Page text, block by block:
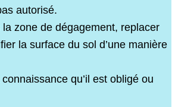
autorisé.
zone de dégagement, replacer
la surface du sol d’une manière
qu’il est obligé ou